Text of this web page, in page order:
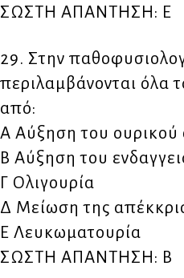
ΣΩΣΤΗ ΑΠΑΝΤΗΣΗ: Ε
29. Στην
περιλαμβάνονται όλα
από:
Α Αύξηση του ουρικού
Β Αύξηση του
Γ Ολιγουρία
Δ Μείωση της
Ε Λευκωματουρία
ΣΩΣΤΗ ΑΠΑΝΤΗΣΗ: Β